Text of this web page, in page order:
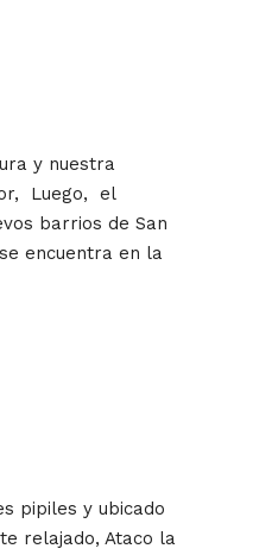
y nuestra
Luego, el
barrios de San
encuentra en la
pipiles y ubicado
relajado, Ataco la